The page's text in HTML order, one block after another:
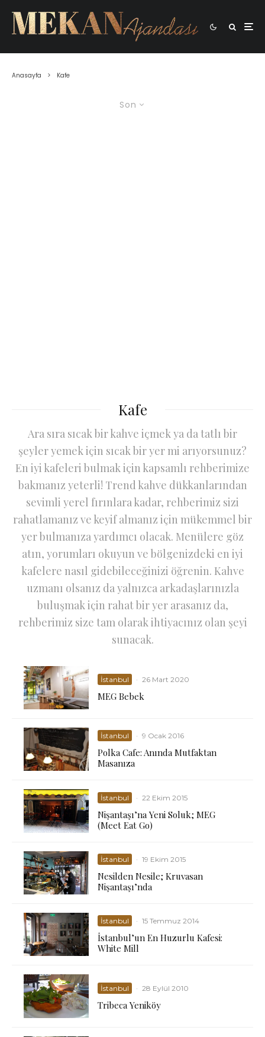
Anasayfa Kafe
Son
Kafe
Ara sıra sıcak bir kahve içmek ya da tatlı bir
şeyler yemek için sıcak bir yer mi arıyorsunuz?
En iyi kafeleri bulmak için kapsamlı rehberimize
bakmanız yeterli! Trend kahve dükkanlarından
sevimli yerel fırınlara kadar, rehberimiz sizi
rahatlamanız ve keyif almanız için mükemmel bir
yer bulmanıza yardımcı olacak. Menülere göz
atın, yorumları okuyun ve bölgenizdeki en iyi
kafelere nasıl gidebileceğinizi öğrenin. Kahve
uzmanı olsanız da yalnızca arkadaşlarınızla
buluşmak için rahat bir yer arasanız da,
rehberimiz size tam olarak ihtiyacınız olan şeyi
sunacak.
İstanbul · 26 Mart 2020
MEG Bebek
İstanbul · 9 Ocak 2016
Polka Cafe: Anında Mutfaktan
Masanıza
İstanbul · 22 Ekim 2015
Nişantaşı’na Yeni Soluk; MEG
(Meet Eat Go)
İstanbul · 19 Ekim 2015
Nesilden Nesile; Kruvasan
Nişantaşı’nda
İstanbul · 15 Temmuz 2014
İstanbul’un En Huzurlu Kafesi:
White Mill
İstanbul · 28 Eylül 2010
Tribeca Yeniköy